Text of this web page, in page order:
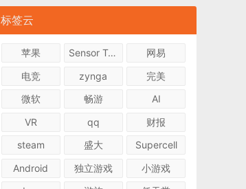
标签云
苹果 Sensor Tower
网易
电竞
zynga
完美
微软
畅游
AI
VR
qq
财报
steam
盛大
Supercell
Android
独立游戏
小游戏